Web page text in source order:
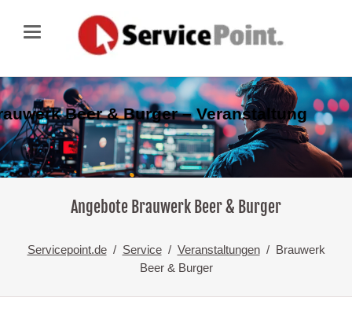
Beer & Burger – Veranstaltung
Angebote Brauwerk Beer & Burger
Servicepoint.de Service Veranstaltungen
Brauwerk
Beer & Burger